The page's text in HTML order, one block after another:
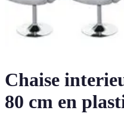
Chaise
80 cm en